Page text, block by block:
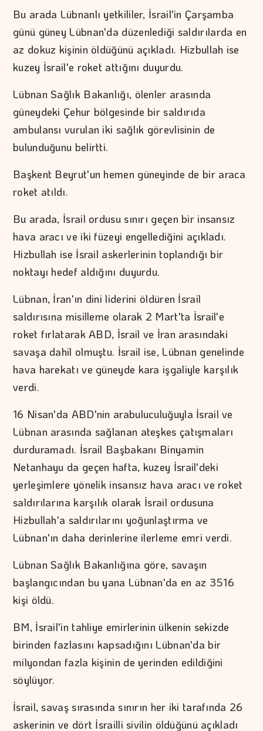
Bu arada Lübnanlı yetkililer, İsrail'in Çarşamba
günü güney Lübnan'da düzenlediği saldırılarda en
az dokuz kişinin öldüğünü açıkladı. Hizbullah ise
kuzey İsrail'e roket attığını duyurdu.
Lübnan Sağlık Bakanlığı, ölenler arasında
güneydeki Çehur bölgesinde bir saldırıda
ambulansı vurulan iki sağlık görevlisinin de
bulunduğunu belirtti.
Başkent Beyrut'un hemen güneyinde de bir araca
roket atıldı.
Bu arada, İsrail ordusu sınırı geçen bir insansız
hava aracı ve iki füzeyi engellediğini açıkladı.
Hizbullah ise İsrail askerlerinin toplandığı bir
noktayı hedef aldığını duyurdu.
Lübnan, İran'ın dini liderini öldüren İsrail
saldırısına misilleme olarak 2 Mart'ta İsrail'e
roket fırlatarak ABD, İsrail ve İran arasındaki
savaşa dahil olmuştu. İsrail ise, Lübnan genelinde
hava harekatı ve güneyde kara işgaliyle karşılık
verdi.
16 Nisan'da ABD'nin arabuluculuğuyla İsrail ve
Lübnan arasında sağlanan ateşkes çatışmaları
durduramadı. İsrail Başbakanı Binyamin
Netanhayu da geçen hafta, kuzey İsrail'deki
yerleşimlere yönelik insansız hava aracı ve roket
saldırılarına karşılık olarak İsrail ordusuna
Hizbullah'a saldırılarını yoğunlaştırma ve
Lübnan'ın daha derinlerine ilerleme emri verdi.
Lübnan Sağlık Bakanlığına göre, savaşın
başlangıcından bu yana Lübnan'da en az 3516
kişi öldü.
BM, İsrail'in tahliye emirlerinin ülkenin sekizde
birinden fazlasını kapsadığını Lübnan'da bir
milyondan fazla kişinin de yerinden edildiğini
söylüyor.
İsrail, savaş sırasında sınırın her iki tarafında 26
askerinin ve dört İsrailli sivilin öldüğünü açıkladı